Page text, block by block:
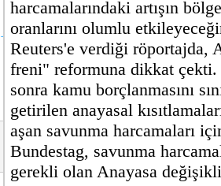
harcamalarındaki artışın
oranlarını olumlu
Reuters'e verdiği röportajda,
freni" reformuna dikkat
sonra kamu borçlanmasını
getirilen anayasal
aşan savunma harcamaları
Bundestag, savunma
gerekli olan Anayasa